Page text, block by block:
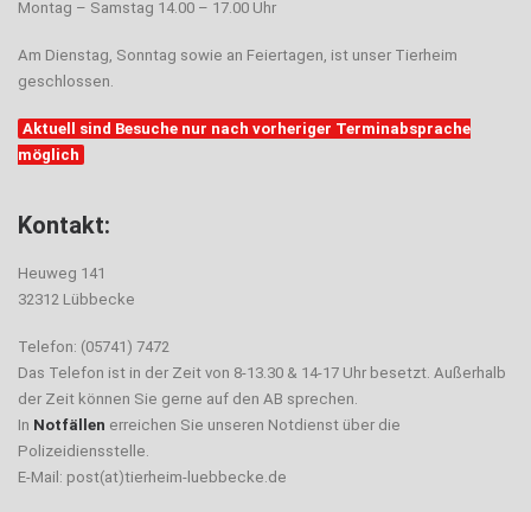
Montag – Samstag 14.00 – 17.00 Uhr
Am Dienstag, Sonntag sowie an Feiertagen, ist unser Tierheim
geschlossen.
Aktuell sind Besuche nur nach vorheriger Terminabsprache
möglich
Kontakt:
Heuweg 141
32312 Lübbecke
Telefon: (05741) 7472
Das Telefon ist in der Zeit von 8-13.30 & 14-17 Uhr besetzt. Außerhalb
der Zeit können Sie gerne auf den AB sprechen.
In Notfällen erreichen Sie unseren Notdienst über die
Polizeidiensstelle.
E-Mail: post(at)tierheim-luebbecke.de